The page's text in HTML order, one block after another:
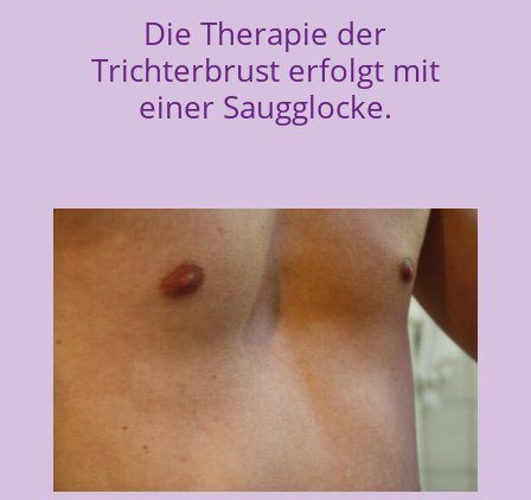
Die Therapie der
Trichterbrust erfolgt mit
einer Saugglocke.